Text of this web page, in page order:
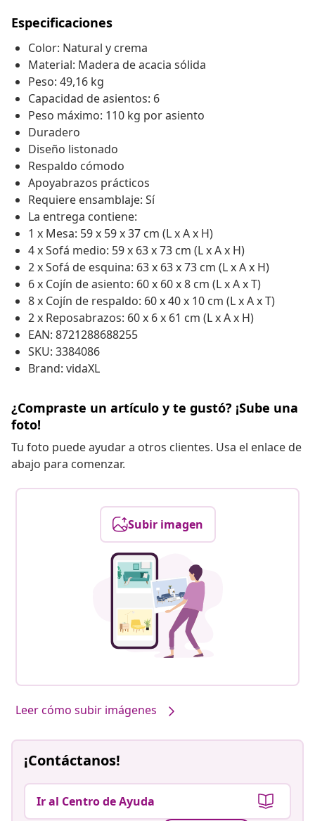
Especificaciones
Color: Natural y crema
Material: Madera de acacia sólida
Peso: 49,16 kg
Capacidad de asientos: 6
Peso máximo: 110 kg por asiento
Duradero
Diseño listonado
Respaldo cómodo
Apoyabrazos prácticos
Requiere ensamblaje: Sí
La entrega contiene:
1 x Mesa: 59 x 59 x 37 cm (L x A x H)
4 x Sofá medio: 59 x 63 x 73 cm (L x A x H)
2 x Sofá de esquina: 63 x 63 x 73 cm (L x A x H)
6 x Cojín de asiento: 60 x 60 x 8 cm (L x A x T)
8 x Cojín de respaldo: 60 x 40 x 10 cm (L x A x T)
2 x Reposabrazos: 60 x 6 x 61 cm (L x A x H)
EAN: 8721288688255
SKU: 3384086
Brand: vidaXL
¿Compraste un artículo y te gustó? ¡Sube una
foto!
Tu foto puede ayudar a otros clientes. Usa el enlace de
abajo para comenzar.
Subir imagen
Leer cómo subir imágenes
¡Contáctanos!
Ir al Centro de Ayuda